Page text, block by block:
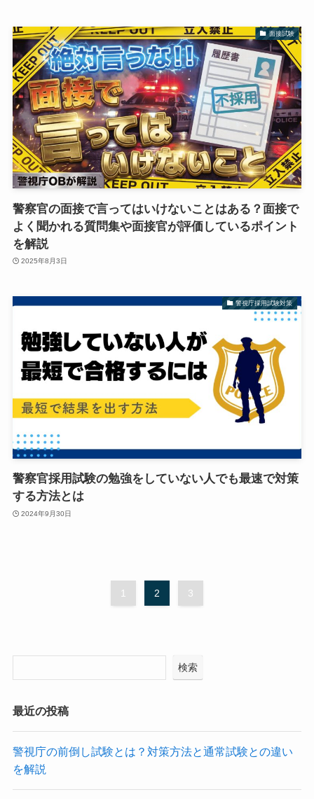
面接試験
警察官の面接で言ってはいけないことはある？面接で
よく聞かれる質問集や面接官が評価しているポイント
を解説
2025年8月3日
警視庁採用試験対策
警察官採用試験の勉強をしていない人でも最速で対策
する方法とは
2024年9月30日
1 2 3
検索
最近の投稿
警視庁の前倒し試験とは？対策方法と通常試験との違い
を解説